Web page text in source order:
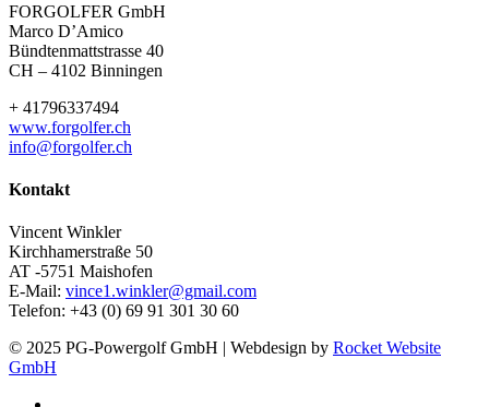
FORGOLFER GmbH
Marco D’Amico
Bündtenmattstrasse 40
CH – 4102 Binningen
+ 41796337494
www.forgolfer.ch
info@forgolfer.ch
Kontakt
Vincent Winkler
Kirchhamerstraße 50
AT -5751 Maishofen
E-Mail: vince1.winkler@gmail.com
Telefon: +43 (0) 69 91 301 30 60
© 2025 PG-Powergolf GmbH | Webdesign by Rocket Website
GmbH